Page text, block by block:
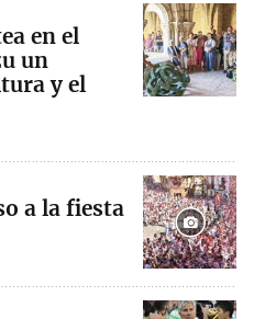
en el
un
y el
a la fiesta